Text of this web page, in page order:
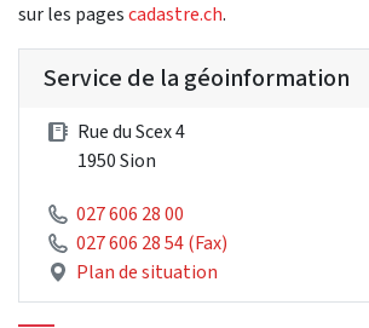
sur les pagescadastre.ch.
Service de la géoinformation
Rue du Scex 4
1950 Sion
027 606 28 00
027 606 28 54 (Fax)
Plan de situation